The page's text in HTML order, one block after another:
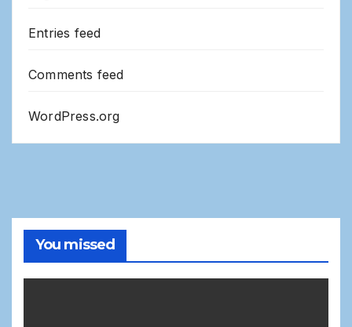
Entries feed
Comments feed
WordPress.org
You missed